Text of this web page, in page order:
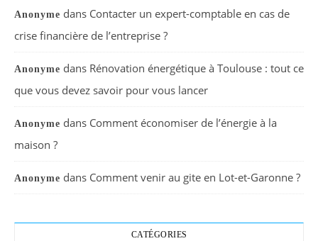
Anonyme dans Contacter un expert-comptable en cas de
crise financière de l’entreprise ?
Anonyme dans Rénovation énergétique à Toulouse : tout ce
que vous devez savoir pour vous lancer
Anonyme dans Comment économiser de l’énergie à la
maison ?
Anonyme dans Comment venir au gite en Lot-et-Garonne ?
CATÉGORIES